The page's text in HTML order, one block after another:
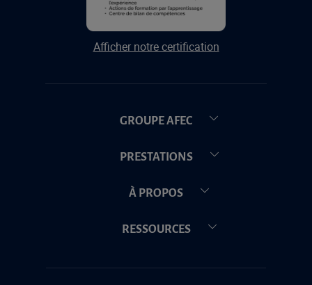
Afficher notre certification
GROUPE AFEC
PRESTATIONS
À PROPOS
RESSOURCES